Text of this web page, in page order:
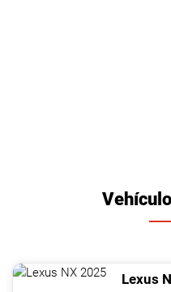
Lexus